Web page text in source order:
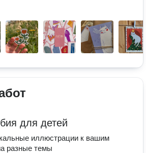
для детей
иллюстрации к вашим
разные темы